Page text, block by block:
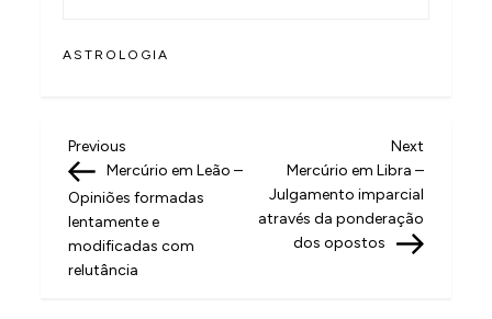
ASTROLOGIA
N
a
v
e
Previous
Post
Previous
Mercúrio em Leão –
Opiniões formadas
lentamente e
modificadas com
relutância
Next
Post
Next
Mercúrio em Libra –
Julgamento imparcial
através da ponderação
dos opostos